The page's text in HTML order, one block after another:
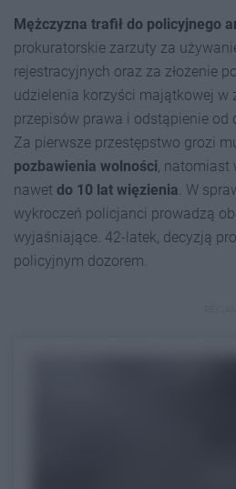
Mężczyzna trafił do policyjnego
prokuratorskie zarzuty za
rejestracyjnych oraz za złożenie
udzielenia korzyści majątkowej w
przepisów prawa i odstąpienie od
Za pierwsze przestępstwo grozi
pozbawienia wolności ,
nawet do 10 lat więzienia . W
wykroczeń policjanci prowadzą
wyjaśniające. 42-latek, decyzją
policyjnym dozorem.